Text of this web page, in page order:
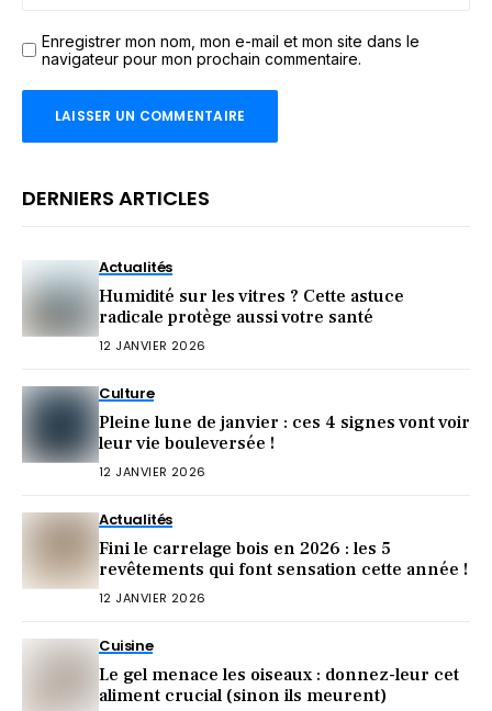
Enregistrer mon nom, mon e-mail et mon site dans le
navigateur pour mon prochain commentaire.
DERNIERS ARTICLES
Actualités
Humidité sur les vitres ? Cette astuce
radicale protège aussi votre santé
12 JANVIER 2026
Culture
Pleine lune de janvier : ces 4 signes vont voir
leur vie bouleversée !
12 JANVIER 2026
Actualités
Fini le carrelage bois en 2026 : les 5
revêtements qui font sensation cette année !
12 JANVIER 2026
Cuisine
Le gel menace les oiseaux : donnez-leur cet
aliment crucial (sinon ils meurent)